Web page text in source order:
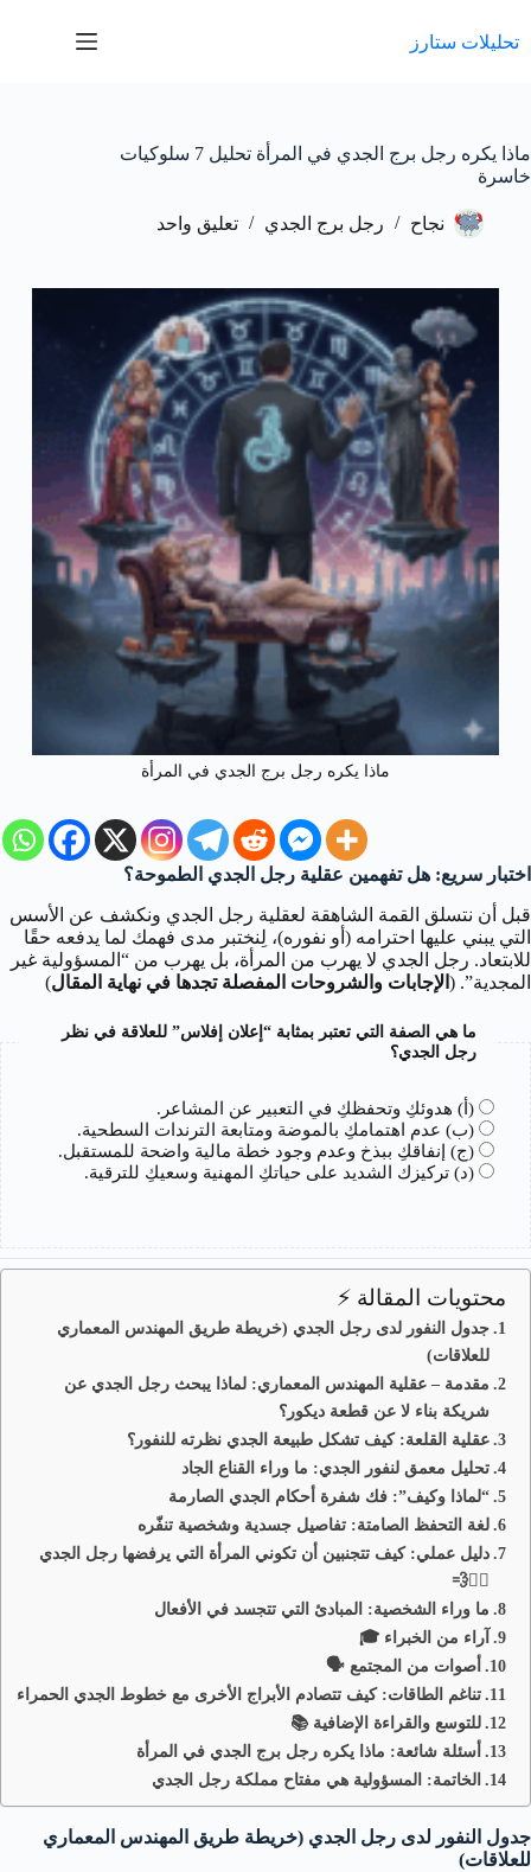
المحتوى
تحليلات ستارز
ماذا يكره رجل برج الجدي في المرأة تحليل 7 سلوكيات
خاسرة
نجاح رجل برج الجدي تعليق واحد
ماذا يكره رجل برج الجدي في المرأة
اختبار سريع: هل تفهمين عقلية رجل الجدي الطموحة؟
قبل أن نتسلق القمة الشاهقة لعقلية رجل الجدي ونكشف عن الأسس
التي يبني عليها احترامه (أو نفوره)، لِنختبر مدى فهمك لما يدفعه حقًا
للابتعاد. رجل الجدي لا يهرب من المرأة، بل يهرب من “المسؤولية غير
المجدية”. ( الإجابات والشروحات المفصلة تجدها في نهاية المقال)
ما هي الصفة التي تعتبر بمثابة “إعلان إفلاس” للعلاقة في نظر
رجل الجدي؟
(أ) هدوئكِ وتحفظكِ في التعبير عن المشاعر.
(ب) عدم اهتمامكِ بالموضة ومتابعة الترندات السطحية.
(ج) إنفاقكِ ببذخ وعدم وجود خطة مالية واضحة للمستقبل.
(د) تركيزك الشديد على حياتكِ المهنية وسعيكِ للترقية.
محتويات المقالة ⚡
جدول النفور لدى رجل الجدي (خريطة طريق المهندس المعماري
للعلاقات)
مقدمة – عقلية المهندس المعماري: لماذا يبحث رجل الجدي عن
شريكة بناء لا عن قطعة ديكور؟
عقلية القلعة: كيف تشكل طبيعة الجدي نظرته للنفور؟
تحليل معمق لنفور الجدي: ما وراء القناع الجاد
“لماذا وكيف”: فك شفرة أحكام الجدي الصارمة
لغة التحفظ الصامتة: تفاصيل جسدية وشخصية تنفّره
دليل عملي: كيف تتجنبين أن تكوني المرأة التي يرفضها رجل الجدي
🏃‍♂️💨
ما وراء الشخصية: المبادئ التي تتجسد في الأفعال
آراء من الخبراء 🎓
أصوات من المجتمع 🗣️
تناغم الطاقات: كيف تتصادم الأبراج الأخرى مع خطوط الجدي الحمراء
للتوسع والقراءة الإضافية 📚
أسئلة شائعة: ماذا يكره رجل برج الجدي في المرأة
الخاتمة: المسؤولية هي مفتاح مملكة رجل الجدي
جدول النفور لدى رجل الجدي (خريطة طريق المهندس المعماري
للعلاقات)